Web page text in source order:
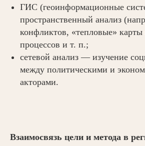
ГИС (геоинформационные
пространственный анализ
конфликтов, «тепловые»
процессов и т. п.;
сетевой анализ — изучение
между политическими и
акторами.
Взаимосвязь цели и метода в